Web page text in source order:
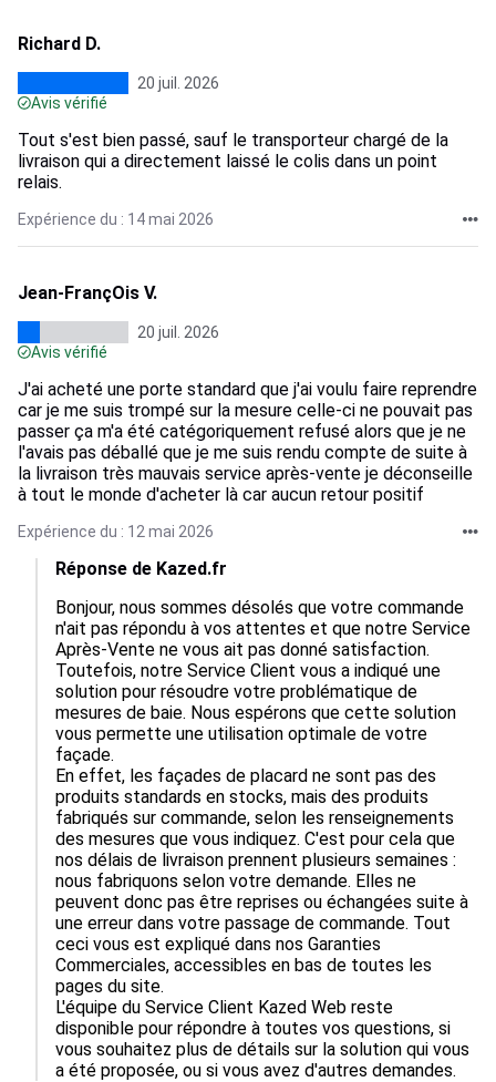
Richard D.
20 juil. 2026
Avis vérifié
Tout s'est bien passé, sauf le transporteur chargé de la
livraison qui a directement laissé le colis dans un point
relais.
Expérience du : 14 mai 2026
Jean-FrançOis V.
20 juil. 2026
Avis vérifié
J'ai acheté une porte standard que j'ai voulu faire reprendre
car je me suis trompé sur la mesure celle-ci ne pouvait pas
passer ça m'a été catégoriquement refusé alors que je ne
l'avais pas déballé que je me suis rendu compte de suite à
la livraison très mauvais service après-vente je déconseille
à tout le monde d'acheter là car aucun retour positif
Expérience du : 12 mai 2026
Réponse de Kazed.fr
Bonjour, nous sommes désolés que votre commande
n'ait pas répondu à vos attentes et que notre Service
Après-Vente ne vous ait pas donné satisfaction.
Toutefois, notre Service Client vous a indiqué une
solution pour résoudre votre problématique de
mesures de baie. Nous espérons que cette solution
vous permette une utilisation optimale de votre
façade.
En effet, les façades de placard ne sont pas des
produits standards en stocks, mais des produits
fabriqués sur commande, selon les renseignements
des mesures que vous indiquez. C'est pour cela que
nos délais de livraison prennent plusieurs semaines :
nous fabriquons selon votre demande. Elles ne
peuvent donc pas être reprises ou échangées suite à
une erreur dans votre passage de commande. Tout
ceci vous est expliqué dans nos Garanties
Commerciales, accessibles en bas de toutes les
pages du site.
L'équipe du Service Client Kazed Web reste
disponible pour répondre à toutes vos questions, si
vous souhaitez plus de détails sur la solution qui vous
a été proposée, ou si vous avez d'autres demandes.